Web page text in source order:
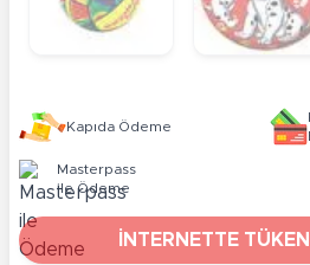
Kapıda Ödeme
Masterpass
ile Ödeme
İNTERNETTE